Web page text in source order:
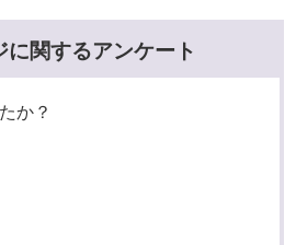
に関するアンケート
か？